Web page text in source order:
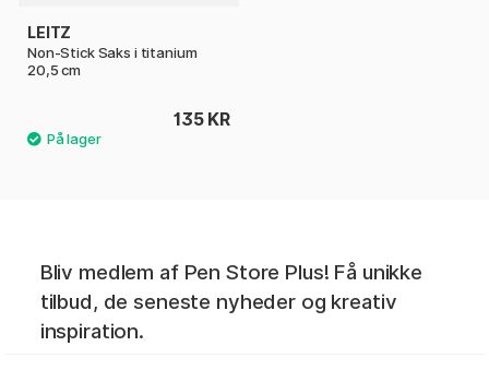
LEITZ
Non-Stick Saks i titanium
20,5 cm
135 KR
Bliv medlem af Pen Store Plus! Få unikke
tilbud, de seneste nyheder og kreativ
inspiration.